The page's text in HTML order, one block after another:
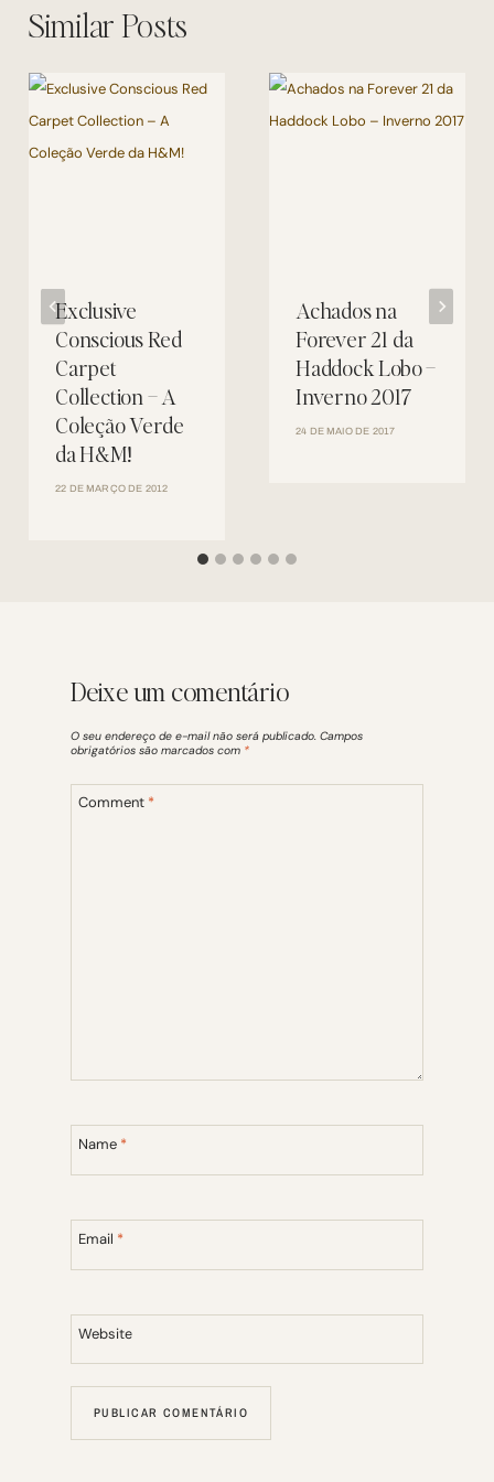
Similar Posts
Exclusive
Conscious Red
Carpet
Collection – A
Coleção Verde
da H&M!
22 DE MARÇO DE 2012
Achados na
Forever 21 da
Haddock Lobo –
Inverno 2017
24 DE MAIO DE 2017
Deixe um comentário
O seu endereço de e-mail não será publicado. Campos
obrigatórios são marcados com *
Comment *
Name *
Email *
Website